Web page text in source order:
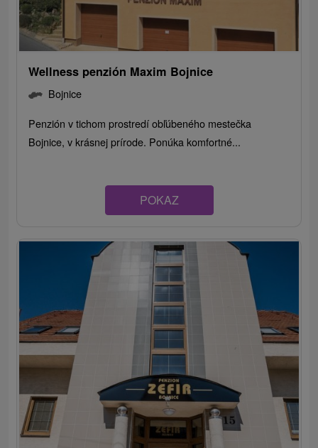
Wellness penzión Maxim Bojnice
Bojnice
Penzión v tichom prostredí obľúbeného mestečka
Bojnice, v krásnej prírode. Ponúka komfortné...
POKAZ